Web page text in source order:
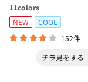
11colors
NEW
COOL
152件
チラ見をする